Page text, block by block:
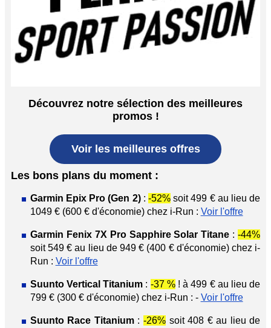
Découvrez notre sélection des meilleures
promos !
Voir les meilleures offres
Les bons plans du moment :
Garmin Epix Pro (Gen 2): -52% soit 499 € au lieu de
1049 € (600 € d'économie) chez i-Run : Voir l'offre
Garmin Fenix 7X Pro Sapphire Solar Titane :-44%
soit 549 € au lieu de 949 € (400 € d'économie) chez i-
Run : Voir l'offre
Suunto Vertical Titanium : -37 %! à 499 € au lieu de
799 € (300 € d'économie) chez i-Run : - Voir l'offre
Suunto Race Titanium: -26%soit 408 € au lieu de